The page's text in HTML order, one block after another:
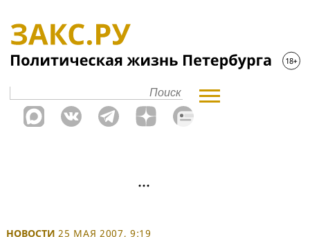
НОВОСТИ 25 МАЯ 2007, 9:19